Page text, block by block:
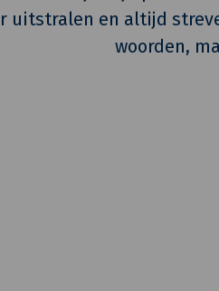
uitstralen en altijd
woorden,